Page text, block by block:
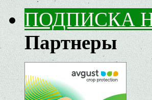
ПОДПИСКА
Партнеры